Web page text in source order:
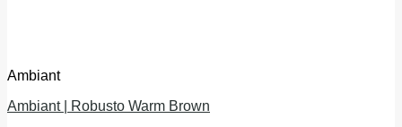
Ambiant
Ambiant | Robusto Warm Brown